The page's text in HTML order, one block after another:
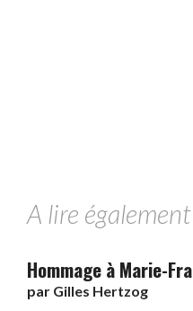
A lire également
Hommage à Marie-
par Gilles Hertzog